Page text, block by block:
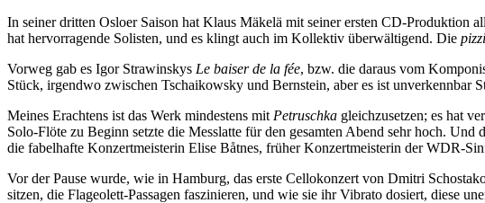
In seiner dritten Osloer Saison hat Klaus Mäkelä mit seiner ersten CD-Produktion
hat hervorragende Solisten, und es klingt auch im Kollektiv überwältigend. Die
Vorweg gab es Igor Strawinskys Le baiser de la fée, bzw. die daraus vom
Stück, irgendwo zwischen Tschaikowsky und Bernstein, aber es ist unverkennbar
Meines Erachtens ist das Werk mindestens mit Petruschka gleichzusetzen; es hat
Solo-Flöte zu Beginn setzte die Messlatte für den gesamten Abend sehr hoch.
die fabelhafte Konzertmeisterin Elise Båtnes, früher Konzertmeisterin der WDR-
Vor der Pause wurde, wie in Hamburg, das erste Cellokonzert von Dmitri
sitzen, die Flageolett-Passagen faszinieren, und wie sie ihr Vibrato dosiert, diese